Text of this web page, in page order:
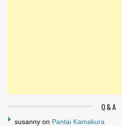
Q & A
susanny on Pantai Kamakura